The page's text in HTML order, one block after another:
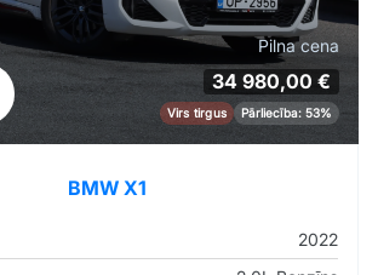
Pilna cena
34 980,00 €
Virs tirgus Pārliecība: 53%
BMW X1
2022